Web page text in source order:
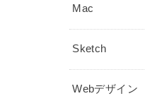
Mac
Sketch
Webデザイン